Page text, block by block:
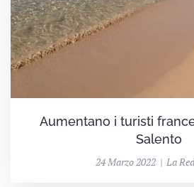
Aumentano i turisti
Salento
24 Marzo 2022 | La